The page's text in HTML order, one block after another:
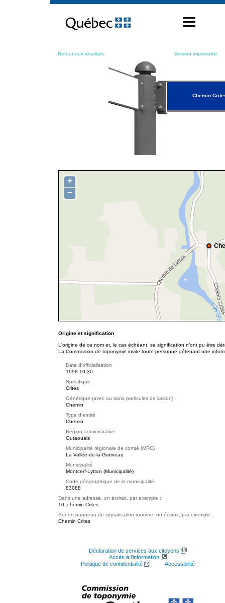
contenu
Retour aux résultats Version imprimable
Chemin
+
−
Origine et signification
L'origine de ce nom et, le cas échéant, sa signification n’ont pu être
La Commission de toponymie invite toute personne détenant une
Date d'officialisation
1998-10-30
Spécifique
Crites
Générique (avec ou sans particules de liaison)
Chemin
Type d'entité
Chemin
Région administrative
Outaouais
Municipalité régionale de comté (MRC)
La Vallée-de-la-Gatineau
Municipalité
Montcerf-Lytton (Municipalité)
Code géographique de la municipalité
83088
Dans une adresse, on écrirait, par exemple :
10, chemin Crites
Sur un panneau de signalisation routière, on écrirait, par exemple :
Chemin Crites
Déclaration de services aux citoyens
Accès à l’information
Politique de confidentialité
Accessibilité